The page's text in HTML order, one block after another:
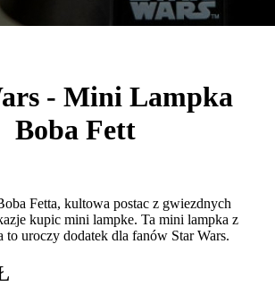
- Mini Lampka
Boba Fett
Fetta, kultowa postac z gwiezdnych
kupic mini lampke. Ta mini lampka z
to uroczy dodatek dla fanów Star Wars.